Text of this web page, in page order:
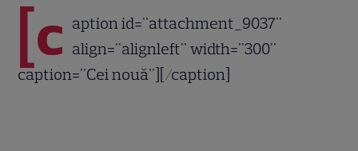
[c aption id="attachment_9037"
align="alignleft" width="300"
caption="Cei nouă"][/caption]